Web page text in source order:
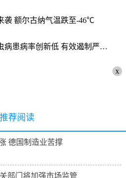
袭 额尔古纳气温跌至-46℃
下一篇 :青海省人群包虫病患病率创新低 有效遏制严重流行态势
x
推荐阅读
德国制造业苦撑
格出现“十连涨” 有关部门将加强市场监管